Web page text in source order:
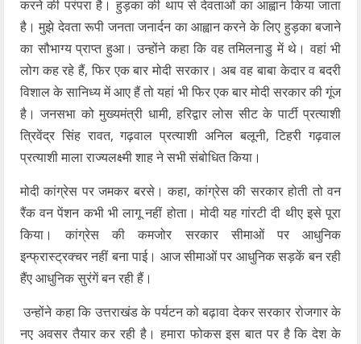
करने की परंपरा है। हुड़का की थाप से देवताओं का आह्वान किया जाता
है। मुझे देवता रूपी जनता जनार्दन का आह्वान करने के लिए हुड़का बजाने
का सौभाग्य प्राप्त हुआ। उन्होंने कहा कि वह तमिलनाडु में थे। वहां भी
लोग कह रहे हैं, फिर एक बार मोदी सरकार। अब वह बाबा केदार व बदरी
विशाल के सानिध्य में आए हैं तो यहां भी फिर एक बार मोदी सरकार की गूंज
है। जनसभा को मुख्यमंत्री धामी, हरिद्वार लोस सीट के पार्टी प्रत्याशी
त्रिवेंद्र सिंह रावत, गढ़वाल प्रत्याशी अनिल बलूनी, टिहरी गढ़वाल
प्रत्याशी माला राज्यलक्ष्मी शाह ने सभी संबोधित किया।
मोदी कांग्रेस पर जमकर बरसे। कहा, कांग्रेस की सरकार होती तो वन
रैंक वन पेंशन कभी भी लागू नहीं होता। मोदी यह गांरटी दी थीए इसे पूरा
किया। कांग्रेस की कमजोर सरकार सीमाओं पर आधुनिक
इन्फ्रास्ट्रक्चर नहीं बना पाई। आज सीमाओं पर आधुनिक सड़कें बन रही
हैंए आधुनिक सुरंगें बन रही हैं।
उन्होंने कहा कि उत्तराखंड के पर्यटन को बढ़ावा देकर सरकार रोजगार के
नए अवसर तैयार कर रही है। हमारा फोकस इस बात पर है कि देश के